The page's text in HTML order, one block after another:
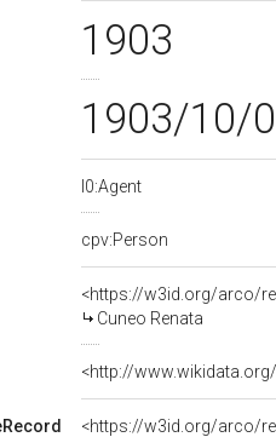
1903
1903/10/
l0:Agent
cpv:Person
<https://w3id.org/arco/
Cuneo Renata
<http://
<https://w3id.org/arco/